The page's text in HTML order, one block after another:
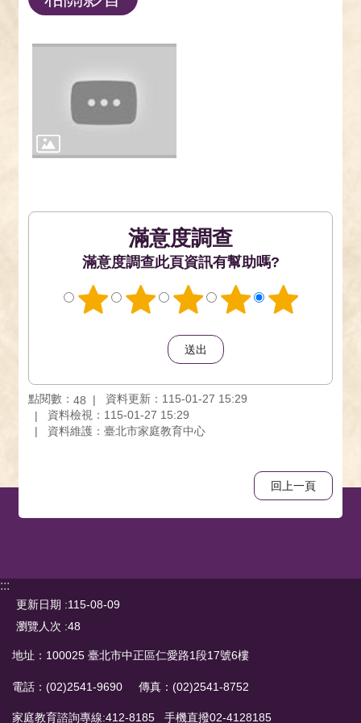
滿意度調查此頁資訊有幫助嗎?
點閱數： 48
資料更新：115-01-27 15:29
資料檢視：115-01-27 15:29
資料維護：臺北市家庭教育中心
回上一頁
:::
更新日期
115-08-09
瀏覽人次 48
地址：100025 臺北市中正區仁愛路1段17號6樓
電話：(02)2541-9690 傳真：(02)2541-8752
家庭教育諮詢專線:412-8185 手機直撥02-4128185